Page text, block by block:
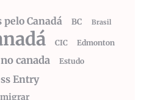
Canadá BC Brasil
CIC
Edmonton
canada Estudo
Entry